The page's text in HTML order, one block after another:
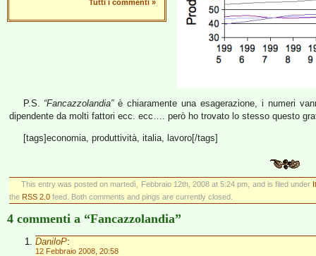
Tutti i commenti »
P.S. “Fancazzolandia”è chiaramente una esagerazione, i numeri
dipendente da molti fattori ecc. ecc…. però ho trovato lo stesso questo
[tags]economia, produttività, italia, lavoro[/tags]
This entry was posted on martedì, Febbraio 12th, 2008 at 5:24 pm, and is filed under
the RSS 2.0 feed. Both comments and pings are currently closed.
4 commenti a “Fancazzolandia”
DaniloP:
12 Febbraio 2008, 20:58